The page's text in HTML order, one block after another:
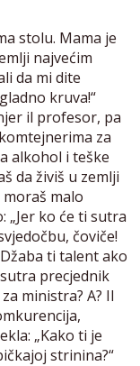
stolu. Mama je
najvećim
da mi dite
kruva!“
il profesor, pa
za
alkohol i teške
da živiš u zemlji
malo
„Jer ko će ti sutra
čoviče!
ti talent ako
sutra precjednik
ministra? A? Il
„Kako ti je
strinina?“